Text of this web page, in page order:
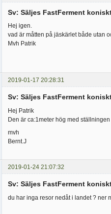
Sv: Säljes FastFerment
Hej igen.
vad är måtten på jäskärlet både utan
Mvh Patrik
2019-01-17 20:28:31
Sv: Säljes FastFerment
Hej Patrik
Den är ca:1meter hög med
mvh
Bernt.J
2019-01-24 21:07:32
Sv: Säljes FastFerment
du har inga resor nedåt i landet ? ner